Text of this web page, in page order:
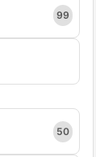
99
50